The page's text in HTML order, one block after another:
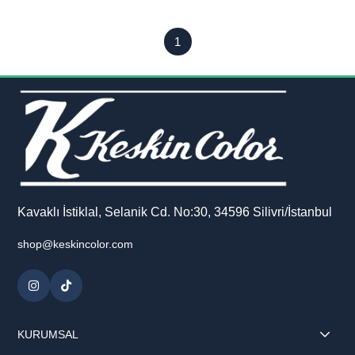
1
Kavaklı İstiklal, Selanik Cd. No:30, 34596 Silivri/İstanbul
shop@keskincolor.com
KURUMSAL